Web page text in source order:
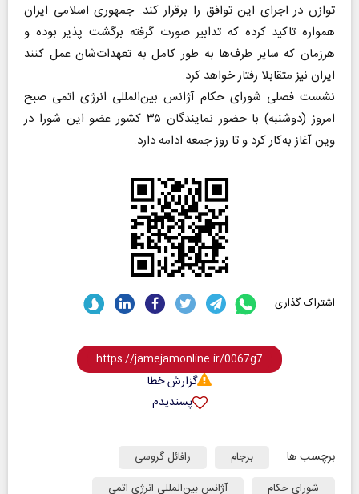
توازن در اجرای این توافق را برقرار کند. جمهوری اسلامی ایران
همواره تاکید کرده که تدابیر صورت گرفته برگشت پذیر بوده و
هرزمان که سایر طرف‌ها به طور کامل به تعهدات‌شان عمل کنند
ایران نیز متقابلا رفتار خواهد کرد.
نشست فصلی شورای حکام آژانس بین‌المللی انرژی اتمی صبح
امروز (دوشنبه) با حضور نمایندگان ۳۵ کشور عضو این شورا در
وین آغاز به‌کار کرد و تا روز جمعه ادامه دارد.
اشتراک گذاری :
گزارش خطا
پسندیدم
برچسب ها: برجام
رافائل گروسی
شورای حکام
آژانس بین‌المللی انرژی اتمی